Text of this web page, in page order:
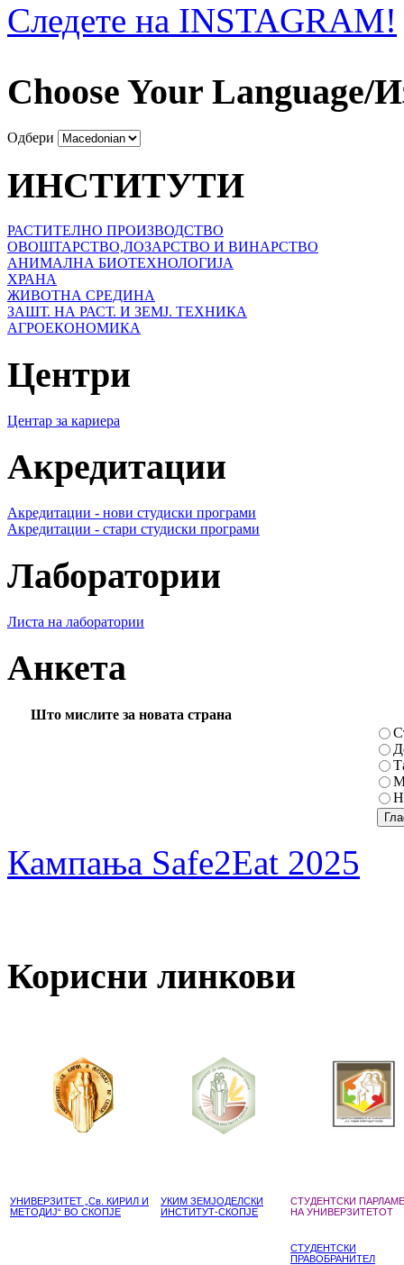
Следете на INSTAGRAM!
Choose Your Language/
Одбери
ИНСТИТУТИ
РАСТИТЕЛНО ПРОИЗВОДСТВО
ОВОШТАРСТВО,ЛОЗАРСТВО И ВИНАРСТВО
АНИМАЛНА БИОТЕХНОЛОГИЈА
ХРАНА
ЖИВОТНА СРЕДИНА
ЗАШТ. НА РАСТ. И ЗЕМЈ. ТЕХНИКА
АГРОЕКОНОМИКА
Центри
Центар за кариера
Акредитации
Акредитации - нови студиски програми
Акредитации - стари студиски програми
Лаборатории
Листа на лаборатории
Анкета
Што мислите за новата страна
Кампања Safe2Eat 2025
Корисни линкови
УНИВЕРЗИТЕТ „Св. КИРИЛ И
МЕТОДИЈ“ ВО СКОПЈЕ
УКИМ ЗЕМЈОДЕЛСКИ
ИНСТИТУТ-СКОПЈЕ
СТУДЕНТСКИ
НА УНИВЕРЗИТЕТОТ
СТУДЕНТСКИ
ПРАВОБРАНИТЕЛ